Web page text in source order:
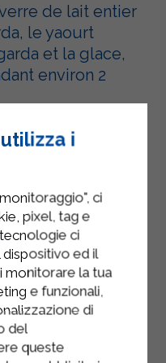
de lait entier
le yaourt
et la glace,
environ 2
un verre.
i
ci
pixel, tag e
ci
ed il
monitorare la tua
e funzionali,
di
del
queste